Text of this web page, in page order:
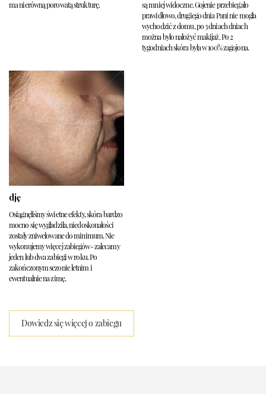
ma nierówną porowatą strukturę.
są mniej widoczne. Gojenie przebiegało
prawidłowo, drugiego dnia Pani nie mogła
wychodzić z domu, po 3 dniach dniach
można było nałożyć makijaż. Po 2
tygodniach skóra była w 100% zagojona.
dję
Osiągnęliśmy świetne efekty, skóra bardzo
mocno się wygładziła, niedoskonałości
zostały zniwelowane do minimum. Nie
wykonujemy więcej zabiegów- zalecamy
jeden lub dwa zabiegi w roku. Po
zakończonym sezonie letnim i
ewentualnie na zimę.
Dowiedz się więcej o zabiegu